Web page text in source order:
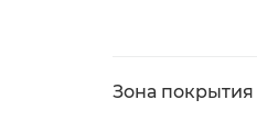
Зона покрытия